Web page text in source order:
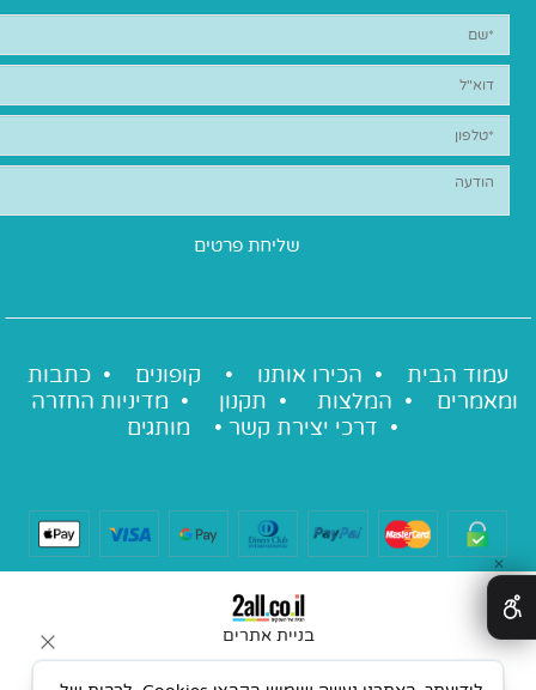
עמוד הבית • הכירו אותנו • קופונים • כתבות
ומאמרים • המלצות • תקנון • מדיניות החזרה
• דרכי יצירת קשר • מותגים
בניית אתרים
✕